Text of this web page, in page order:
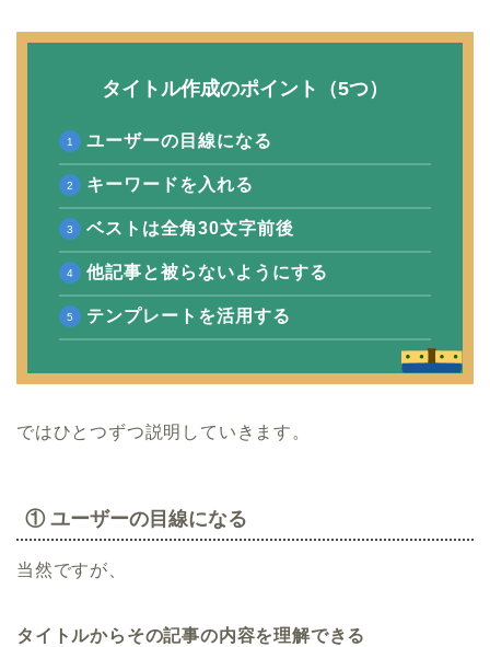
タイトル作成のポイント（5つ）
ユーザーの目線になる
キーワードを入れる
ベストは全角30文字前後
他記事と被らないようにする
テンプレートを活用する
ではひとつずつ説明していきます。
① ユーザーの目線になる
当然ですが、
タイトルからその記事の内容を理解できる